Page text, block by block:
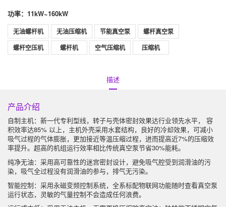
功率：11kW~160kW
无油螺杆机 无油压缩机 节能真空泵
螺杆真空泵
螺杆空压机
螺杆机 空气压缩机 压缩机
描述
产品介绍
自制主机：新一代专利型线，转子与壳体密封效果达行业领先水平， 容
积效率达85% 以上，主机外壳采用水套结构，良好的冷却效果，可减小
吸气过程的气体膨胀，更加接近等温压缩过程，进而提高近7%的压缩效
率提升。超高的机组运行效率相比传统真空泵节省30%能耗。
纯净无油：采用高可靠性的迷宫密封设计，避免吸气腔受到润滑油的污
染，吸气全过程没有润滑油的参与，排气无污染。
智能控制：采用永磁变频控制系统，全系标配物联网功能随时查看真空泵
运行状态，灵敏的气量控制不会造成任何浪费。
全球服务网络
如今，全球国家和地区有近一百万台捷豹设备在运营。它的营销网络遍
布世界各地。同时，在中国中心城市建立了便捷的客户服务中心，不仅
为客户提供全面的产品，而且为客户提供可靠的售后服务。专业的销售
团队和专业的技术服务团队随时为您服务。